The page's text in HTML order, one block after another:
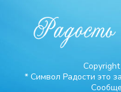
* Символ Радости это